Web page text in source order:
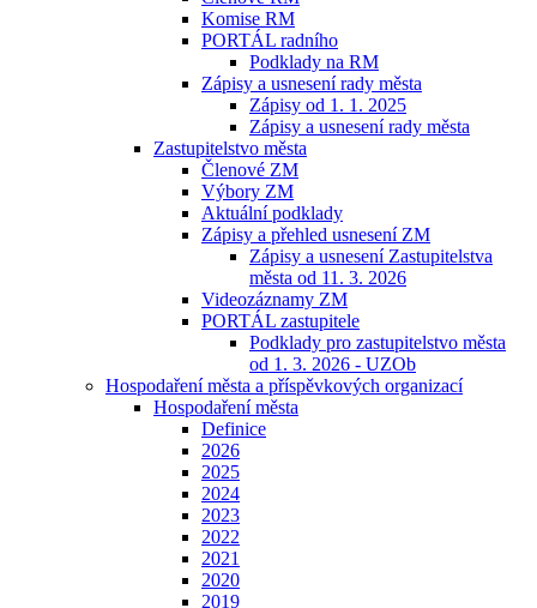
Komise RM
PORTÁL radního
Podklady na RM
Zápisy a usnesení rady města
Zápisy od 1. 1. 2025
Zápisy a usnesení rady města
Zastupitelstvo města
Členové ZM
Výbory ZM
Aktuální podklady
Zápisy a přehled usnesení ZM
Zápisy a usnesení Zastupitelstva
města od 11. 3. 2026
Videozáznamy ZM
PORTÁL zastupitele
Podklady pro zastupitelstvo města
od 1. 3. 2026 - UZOb
Hospodaření města a příspěvkových organizací
Hospodaření města
Definice
2026
2025
2024
2023
2022
2021
2020
2019